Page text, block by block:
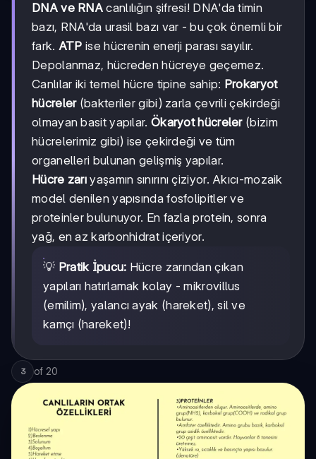
DNA ve RNA canlılığın şifresi! DNA'da timin
bazı, RNA'da urasil bazı var - bu çok önemli bir
fark. ATP ise hücrenin enerji parası sayılır.
Depolanmaz, hücreden hücreye geçemez.
Canlılar iki temel hücre tipine sahip: Prokaryot
hücreler(bakteriler gibi) zarla çevrili çekirdeği
olmayan basit yapılar. Ökaryot hücreler(bizim
hücrelerimiz gibi) ise çekirdeği ve tüm
organelleri bulunan gelişmiş yapılar.
Hücre zarı yaşamın sınırını çiziyor. Akıcı-mozaik
model denilen yapısında fosfolipitler ve
proteinler bulunuyor. En fazla protein, sonra
yağ, en az karbonhidrat içeriyor.
💡 Pratik İpucu: Hücre zarından çıkan
yapıları hatırlamak kolay - mikrovillus
(emilim), yalancı ayak (hareket), sil ve
kamçı (hareket)!
3 of 20